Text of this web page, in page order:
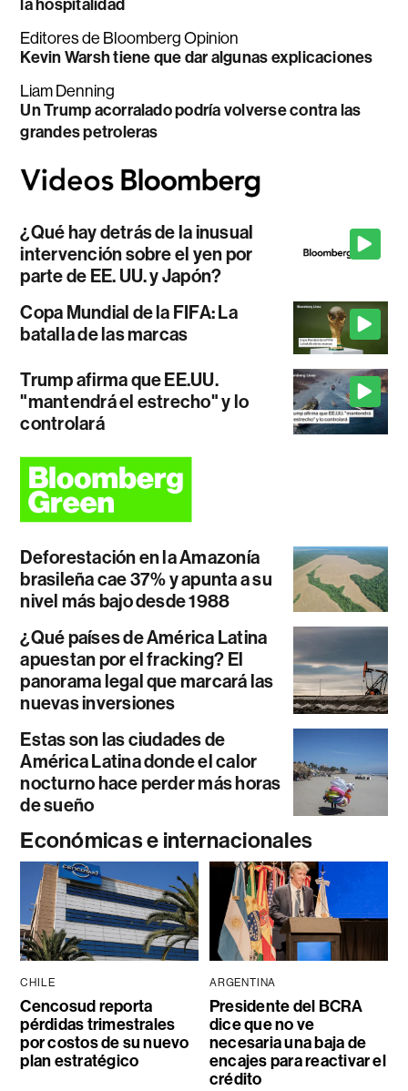
la hospitalidad
Editores de Bloomberg Opinion
Kevin Warsh tiene que dar algunas explicaciones
Liam Denning
Un Trump acorralado podría volverse contra las
grandes petroleras
¿Qué hay detrás de la inusual
intervención sobre el yen por
parte de EE. UU. y Japón?
Copa Mundial de la FIFA: La
batalla de las marcas
Trump afirma que EE.UU.
"mantendrá el estrecho" y lo
controlará
Deforestación en la Amazonía
brasileña cae 37% y apunta a su
nivel más bajo desde 1988
¿Qué países de América Latina
apuestan por el fracking? El
panorama legal que marcará las
nuevas inversiones
Estas son las ciudades de
América Latina donde el calor
nocturno hace perder más horas
de sueño
Económicas e internacionales
CHILE
Cencosud reporta
pérdidas trimestrales
por costos de su nuevo
plan estratégico
ARGENTINA
Presidente del BCRA
dice que no ve
necesaria una baja de
encajes para reactivar el
crédito